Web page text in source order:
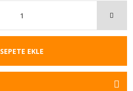
SEPETE EKLE